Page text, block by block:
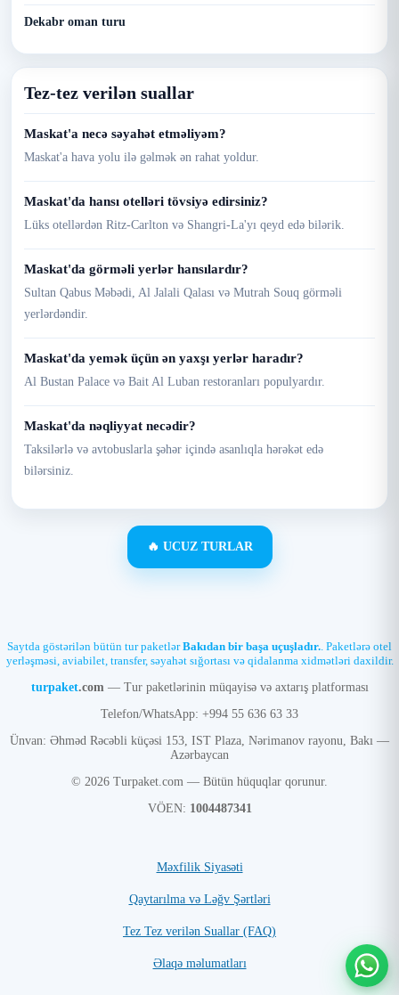
Dekabr oman turu
Tez-tez verilən suallar
Maskat'a necə səyahət etməliyəm?
Maskat'a hava yolu ilə gəlmək ən rahat yoldur.
Maskat'da hansı otelləri tövsiyə edirsiniz?
Lüks otellərdən Ritz-Carlton və Shangri-La'yı qeyd edə bilərik.
Maskat'da görməli yerlər hansılardır?
Sultan Qabus Məbədi, Al Jalali Qalası və Mutrah Souq görməli
yerlərdəndir.
Maskat'da yemək üçün ən yaxşı yerlər haradır?
Al Bustan Palace və Bait Al Luban restoranları populyardır.
Maskat'da nəqliyyat necədir?
Taksilərlə və avtobuslarla şəhər içində asanlıqla hərəkət edə
bilərsiniz.
🔥 UCUZ TURLAR
Saytda göstərilən bütün tur paketlərBakıdan bir başa uçuşladır.. Paketlərə otel
yerləşməsi, aviabilet, transfer, səyahət sığortası və qidalanma xidmətləri daxildir.
turpaket.com— Tur paketlərinin müqayisə və axtarış platforması
Telefon/WhatsApp: +994 55 636 63 33
Ünvan: Əhməd Rəcəbli küçəsi 153, IST Plaza, Nərimanov rayonu, Bakı —
Azərbaycan
© 2026 Turpaket.com — Bütün hüquqlar qorunur.
VÖEN: 1004487341
Məxfilik Siyasəti
Qaytarılma və Ləğv Şərtləri
Tez Tez verilən Suallar (FAQ)
Əlaqə məlumatları